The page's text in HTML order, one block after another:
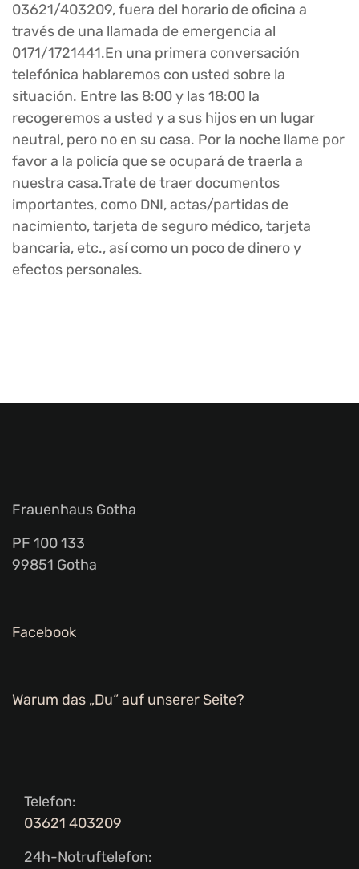
03621/403209, fuera del horario de oficina a
través de una llamada de emergencia al
0171/1721441.En una primera conversación
telefónica hablaremos con usted sobre la
situación. Entre las 8:00 y las 18:00 la
recogeremos a usted y a sus hijos en un lugar
neutral, pero no en su casa. Por la noche llame por
favor a la policía que se ocupará de traerla a
nuestra casa.Trate de traer documentos
importantes, como DNI, actas/partidas de
nacimiento, tarjeta de seguro médico, tarjeta
bancaria, etc., así como un poco de dinero y
efectos personales.
Frauenhaus Gotha
PF 100 133
99851 Gotha
Facebook
Warum das „Du“ auf unserer Seite?
Telefon:
03621 403209
24h-Notruftelefon: